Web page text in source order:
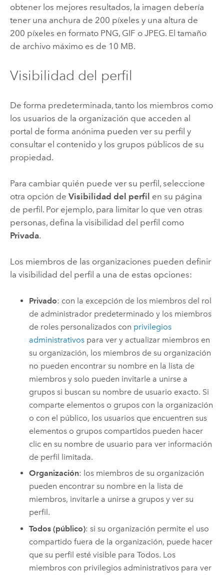
obtener los mejores resultados, la imagen debería
tener una anchura de 200 píxeles y una altura de
200 píxeles en formato PNG, GIF o JPEG. El tamaño
de archivo máximo es de 10 MB.
Visibilidad del perfil
De forma predeterminada, tanto los miembros como
los usuarios de la organización que acceden al
portal de forma anónima pueden ver su perfil y
consultar el contenido y los grupos públicos de su
propiedad.
Para cambiar quién puede ver su perfil, seleccione
otra opción de Visibilidad del perfil en su página
de perfil. Por ejemplo, para limitar lo que ven otras
personas, defina la visibilidad del perfil como
Privada.
Los miembros de las organizaciones pueden definir
la visibilidad del perfil a una de estas opciones:
Privado: con la excepción de los miembros del rol
de administrador predeterminado y los miembros
de roles personalizados con privilegios
administrativos para ver y actualizar miembros en
su organización, los miembros de su organización
no pueden encontrar su nombre en la lista de
miembros y solo pueden invitarle a unirse a
grupos si buscan su nombre de usuario exacto. Si
comparte elementos o grupos con la organización
o con el público, los usuarios que encuentren sus
elementos o grupos compartidos pueden hacer
clic en su nombre de usuario para ver información
de perfil limitada.
Organización: los miembros de su organización
pueden encontrar su nombre en la lista de
miembros, invitarle a unirse a grupos y ver su
perfil.
Todos (público): si su organización permite el uso
compartido fuera de la organización, puede hacer
que su perfil esté visible para Todos. Los
miembros con privilegios administrativos para ver